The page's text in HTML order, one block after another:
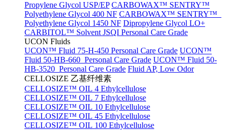
Propylene Glycol USP/EP CARBOWAX™ SENTRY™
Polyethylene Glycol 400 NF CARBOWAX™ SENTRY™
Polyethylene Glycol 1450 NF Dipropylene Glycol LO+
CARBITOL™ Solvent JSQI Personal Care Grade
UCON Fluids
UCON™ Fluid 75-H-450 Personal Care Grade UCON™
Fluid 50-HB-660 Personal Care Grade UCON™ Fluid 50-
HB-3520 Personal Care Grade Fluid AP, Low Odor
CELLOSIZE 乙基纤维素
CELLOSIZE™ OIL 4 Ethylcellulose
CELLOSIZE™ OIL 7 Ethylcellulose
CELLOSIZE™ OIL 10 Ethylcellulose
CELLOSIZE™ OIL 45 Ethylcellulose
CELLOSIZE™ OIL 100 Ethylcellulose